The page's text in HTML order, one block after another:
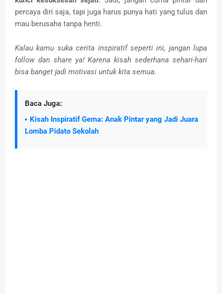
percaya diri saja, tapi juga harus punya hati yang tulus dan
mau berusaha tanpa henti.
Kalau kamu suka cerita inspiratif seperti ini, jangan lupa
follow dan share ya! Karena kisah sederhana sehari-hari
bisa banget jadi motivasi untuk kita semua.
Baca Juga:
Kisah Inspiratif Gema: Anak Pintar yang Jadi Juara
Lomba Pidato Sekolah